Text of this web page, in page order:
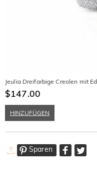
Jeulia Dreifarbige Creolen mit
$147.00
HINZUFÜGEN
Sparen